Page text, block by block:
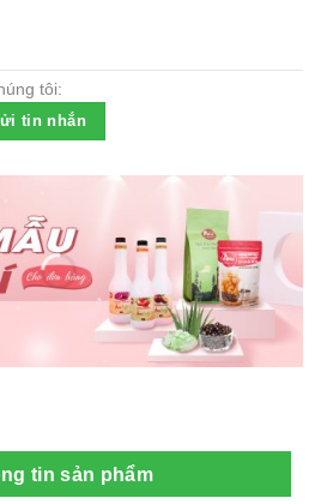
tôi:
tin nhắn
tin sản phẩm